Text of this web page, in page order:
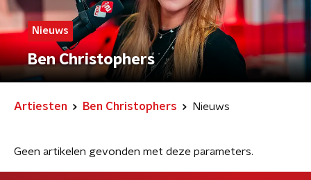
Nieuws
Ben Christophers
Artiesten Ben Christophers Nieuws
Geen artikelen gevonden met deze parameters.